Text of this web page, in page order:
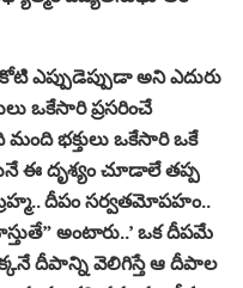
ఎప్పుడెప్పుడా అని ఎదురు
ఒకేసారి ప్రసరించే
మంది భక్తులు ఒకేసారి ఒకే
ఈ దృశ్యం చూడాలే తప్ప
దీపం సర్వతమోపహం..
అంటారు..’ ఒక దీపమే
దీపాన్ని వెలిగిస్తే ఆ దీపాల